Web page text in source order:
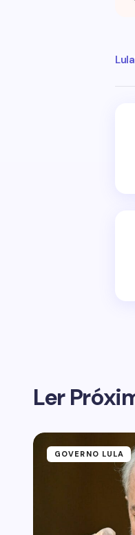
Ler
GOVERNO LULA